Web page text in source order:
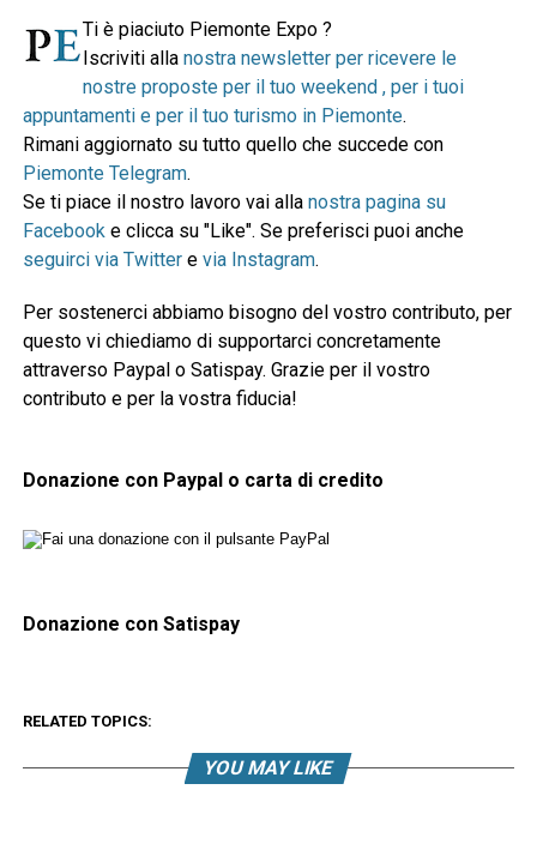
Ti è piaciuto Piemonte Expo ?
Iscriviti alla nostra newsletter per ricevere le
nostre proposte per il tuo weekend , per i tuoi
appuntamenti e per il tuo turismo in Piemonte.
Rimani aggiornato su tutto quello che succede con
Piemonte Telegram.
Se ti piace il nostro lavoro vai alla nostra pagina su
Facebooke clicca su "Like". Se preferisci puoi anche
seguirci via Twittere via Instagram.
Per sostenerci abbiamo bisogno del vostro contributo, per
questo vi chiediamo di supportarci concretamente
attraverso Paypal o Satispay. Grazie per il vostro
contributo e per la vostra fiducia!
Donazione con Paypal o carta di credito
Donazione con Satispay
RELATED TOPICS:
YOU MAY LIKE